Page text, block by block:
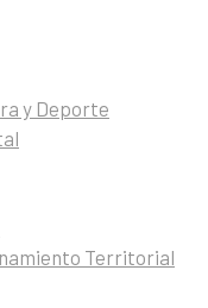
y Deporte
Territorial